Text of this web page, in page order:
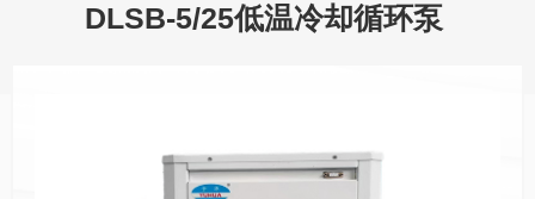
DLSB-5/25低温冷却循环泵